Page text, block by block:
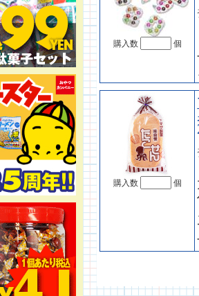
購入数 個
購入数 個